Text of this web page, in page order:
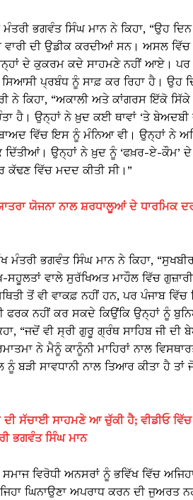
ਭਗਵੰਤ ਸਿੰਘ ਮਾਨ ਨੇ ਕਿਹਾ, “ਉਹ
ਦੀ ਉਡੀਕ ਕਰਦੀਆਂ ਸਨ। ਅਸਲ
ਇਨ੍ਹਾਂ ਦੇ ਕੁਕਰਮ ਕਦੇ ਸਾਹਮਣੇ ਨਹੀਂ
ਦੇ ਸਿਆਸੀ ਪ੍ਰਬੰਧ ਨੂੰ ਸਾਫ਼ ਕਰ ਰਿਹਾ ਹੈ।
ਨੇ ਕਿਹਾ, “ਅਕਾਲੀ ਅਤੇ ਕਾਂਗਰਸ ਇੱਕੋ
ਹੈ। ਉਨ੍ਹਾਂ ਨੇ ਖ਼ੁਦ ਕਈ ਥਾਵਾਂ ‘ਤੇ
ਵਿੱਚ ਇਸ ਨੂੰ ਮੰਨਿਆ ਵੀ। ਉਨ੍ਹਾਂ ਨੇ
ਉਨ੍ਹਾਂ ਨੇ ਖ਼ੁਦ ਨੂੰ ‘ਫਖ਼ਰ-ਏ-ਕੌਮ’ ਦੇ
ਵਿੱਚ ਮਦਦ ਕੀਤੀ ਸੀ।”
ਯੋਜਨਾ ਨਾਲ ਸ਼ਰਧਾਲੂਆਂ ਦੇ ਧਾਰਮਿਕ
ਮੰਤਰੀ ਭਗਵੰਤ ਸਿੰਘ ਮਾਨ ਨੇ ਕਿਹਾ,
ਵਾਲੇ ਸੁਰੱਖਿਅਤ ਮਾਹੌਲ ਵਿੱਚ
ਤੋਂ ਵੀ ਵਾਕਫ਼ ਨਹੀਂ ਹਨ, ਪਰ ਪੰਜਾਬ
ਫਰਕ ਨਹੀਂ ਕਰ ਸਕਦੇ ਕਿਉਂਕਿ ਉਨ੍ਹਾਂ ਨੂੰ
“ਜਦੋਂ ਵੀ ਸ੍ਰੀ ਗੁਰੂ ਗ੍ਰੰਥ ਸਾਹਿਬ ਜੀ ਦੀ
ਨੇ ਮੈਨੂੰ ਕਾਨੂੰਨੀ ਮਾਹਿਰਾਂ ਨਾਲ
ਬੜੀ ਸਾਵਧਾਨੀ ਨਾਲ ਤਿਆਰ ਕੀਤਾ ਹੈ
ਦੀ ਸੱਚਾਈ ਸਾਹਮਣੇ ਆ ਚੁੱਕੀ ਹੈ; ਵੀਡੀਓ
ਭਗਵੰਤ ਸਿੰਘ ਮਾਨ
ਵਿਰੋਧੀ ਅਨਸਰਾਂ ਨੂੰ ਭਵਿੱਖ ਵਿੱਚ
ਘਿਨਾਉਣਾ ਅਪਰਾਧ ਕਰਨ ਦੀ ਜੁਅਰਤ